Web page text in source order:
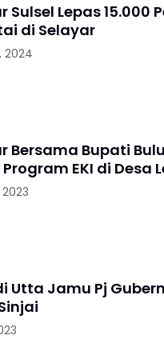
Sulsel Lepas 15.000
di Selayar
2024
Bersama Bupati
EKI di Desa
Utta Jamu Pj